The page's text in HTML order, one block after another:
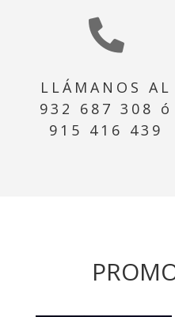

LLÁMANOS AL
932 687 308 ó
915 416 439